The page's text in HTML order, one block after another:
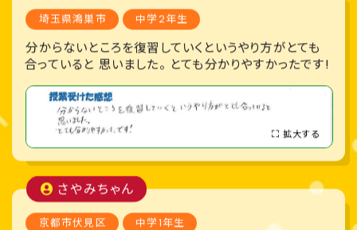
埼玉県鴻巣市 中学2年生
分からないところを復習していくというやり方がとても
合っていると 思いました。 とても分かりやすかったです!
拡大する
さやみちゃん
京都市伏見区 中学1年生